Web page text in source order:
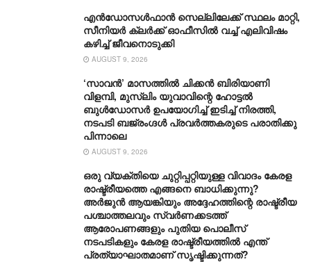
എൻഡോസൾഫാൻ സെല്ലിലേക്ക് സ്ഥലം മാറ്റി,
സീനിയർ ക്ലർക്ക് ഓഫീസിൽ വച്ച് എലിവിഷം
കഴിച്ച് ജീവനൊടുക്കി
AUGUST 9, 2026
‘സാവന്‍’ മാസത്തില്‍ ചിക്കന്‍ ബിരിയാണി
വിളമ്പി, മുസ്ലിം യുവാവിന്റെ ഹോട്ടല്‍
ബുൾഡോസർ ഉപയോഗിച്ച് ഇടിച്ച് നിരത്തി,
നടപടി ബജ്‌രംഗ്ദള്‍ പ്രവര്‍ത്തകരുടെ പരാതിക്കു
പിന്നാലെ
AUGUST 9, 2026
ഒരു വ്യക്തിയെ ചുറ്റിപ്പറ്റിയുള്ള വിവാദം കേരള
രാഷ്ട്രീയത്തെ എങ്ങനെ ബാധിക്കുന്നു?
അർജുൻ ആയങ്കിയും അദ്ദേഹത്തിന്റെ രാഷ്ട്രീയ
പശ്ചാത്തലവും സ്വർണക്കടത്ത്
ആരോപണങ്ങളും പുതിയ പൊലീസ്
നടപടികളും കേരള രാഷ്ട്രീയത്തിൽ എന്ത്
പ്രത്യാഘാതമാണ് സൃഷ്ടിക്കുന്നത്?